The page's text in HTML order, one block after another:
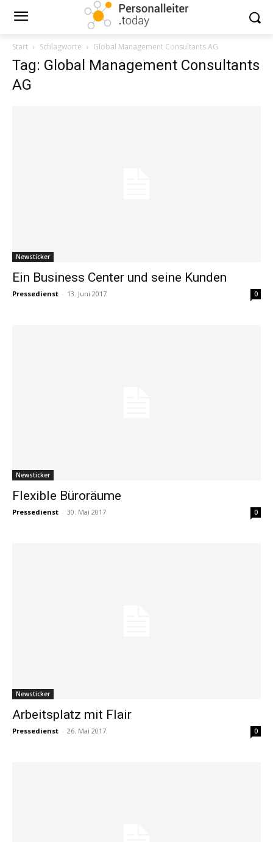
Start Schlagworte Global Management Consultants AG
Tag: Global Management Consultants
AG
Newsticker
Ein Business Center und seine Kunden
Pressedienst - 13. Juni 2017 0
Newsticker
Flexible Büroräume
Pressedienst - 30. Mai 2017 0
Newsticker
Arbeitsplatz mit Flair
Pressedienst - 26. Mai 2017 0